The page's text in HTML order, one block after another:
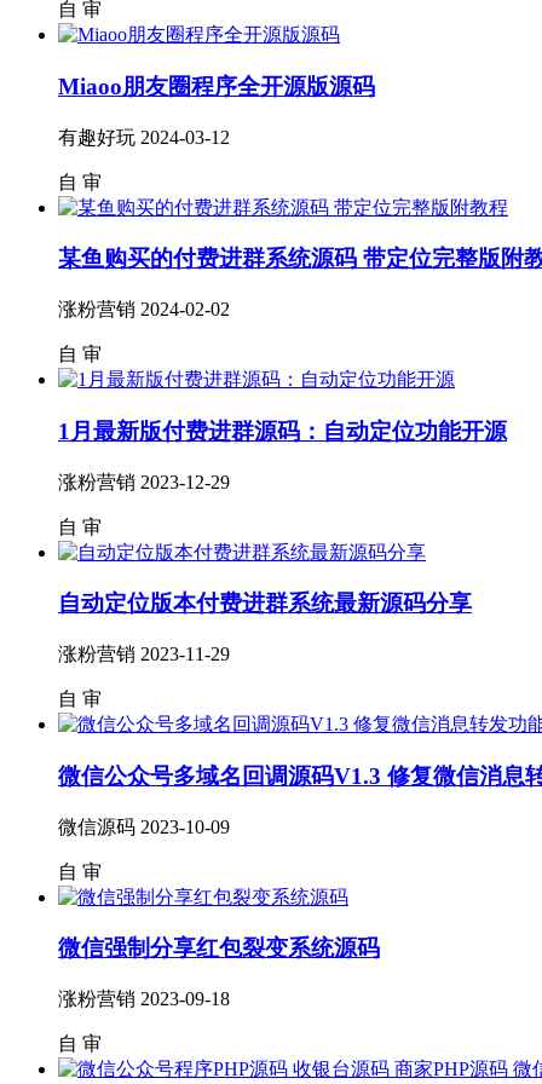
自 审
Miaoo朋友圈程序全开源版源码
有趣好玩 2024-03-12
自 审
某鱼购买的付费进群系统源码 带定位完整版附
涨粉营销 2024-02-02
自 审
1月最新版付费进群源码：自动定位功能开源
涨粉营销 2023-12-29
自 审
自动定位版本付费进群系统最新源码分享
涨粉营销 2023-11-29
自 审
微信公众号多域名回调源码V1.3 修复微信消息
微信源码 2023-10-09
自 审
微信强制分享红包裂变系统源码
涨粉营销 2023-09-18
自 审